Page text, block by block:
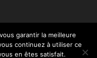
garantir la meilleure
continuez à utiliser ce
en êtes satisfait.